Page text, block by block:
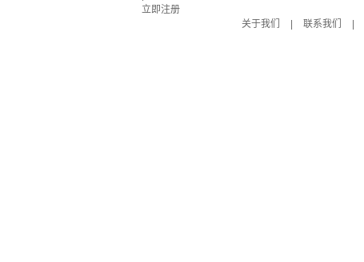
立即注册
关于我们
联系我们